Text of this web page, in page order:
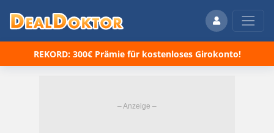
REKORD: 300€ Prämie für kostenloses Girokonto!